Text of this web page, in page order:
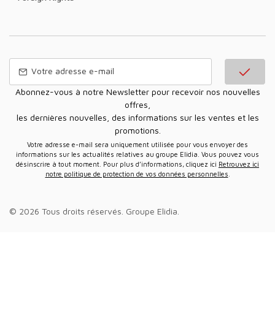
Abonnez-vous à notre Newsletter pour recevoir nos nouvelles
offres,
les dernières nouvelles, des informations sur les ventes et les
promotions.
Votre adresse e-mail sera uniquement utilisée pour vous envoyer des
informations sur les actualités relatives au groupe Elidia. Vous pouvez vous
désinscrire à tout moment. Pour plus d’informations, cliquez ici Retrouvez ici
notre politique de protection de vos données personnelles
© 2026 Tous droits réservés. Groupe Elidia.